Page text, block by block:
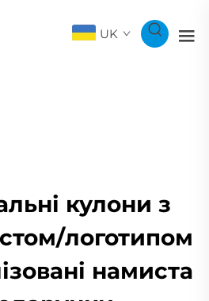
UK
кулони з
логотипом
намиста